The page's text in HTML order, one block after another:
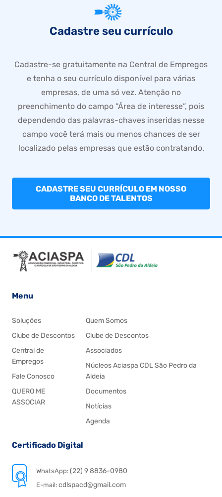
Cadastre seu currículo
Cadastre-se gratuitamente na Central de Empregos
e tenha o seu currículo disponível para várias
empresas, de uma só vez. Atenção no
preenchimento do campo “Área de interesse”, pois
dependendo das palavras-chaves inseridas nesse
campo você terá mais ou menos chances de ser
localizado pelas empresas que estão contratando.
CADASTRE SEU CURRÍCULO EM NOSSO
BANCO DE TALENTOS
Menu
Soluções
Clube de Descontos
Central de
Empregos
Fale Conosco
QUERO ME
ASSOCIAR
Quem Somos
Clube de Descontos
Associados
Núcleos Aciaspa CDL São Pedro da
Aldeia
Documentos
Notícias
Agenda
Certificado Digital
WhatsApp:(22) 9 8836-0980
E-mail: cdlspacd@gmail.com